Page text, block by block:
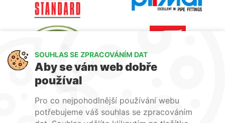
SOUHLAS SE ZPRACOVÁNÍM DAT
Aby se vám web dobře
používal
Pro co nejpohodlnější používání webu
potřebujeme váš souhlas se zpracováním